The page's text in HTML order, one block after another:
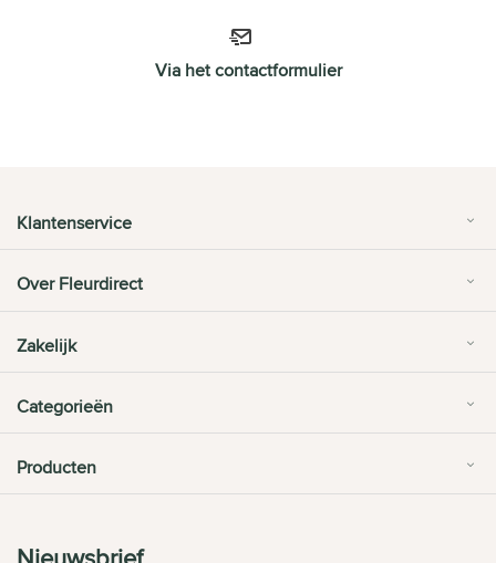
Via het contactformulier
Klantenservice
Over Fleurdirect
Zakelijk
Categorieën
Producten